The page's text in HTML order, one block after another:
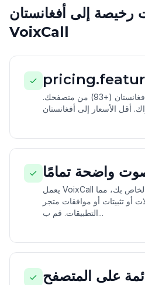
رخيصة إلى أفغانستان —
VoixCall
أجرِ مكالمات رخيصة إلى أفغانستان (+93) من متصفحك.
واضحة تمامًا
يعمل VoixCall بالكامل في متصفح الويب الخاص بك، مما
أو تثبيتات أو موافقات متجر
التطبيقات. قم ب...
على المتصفح